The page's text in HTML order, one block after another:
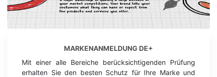
MARKENANMELDUNG DE+
Mit einer alle Bereiche berücksichtigenden Prüfung
erhalten Sie den besten Schutz für Ihre Marke und